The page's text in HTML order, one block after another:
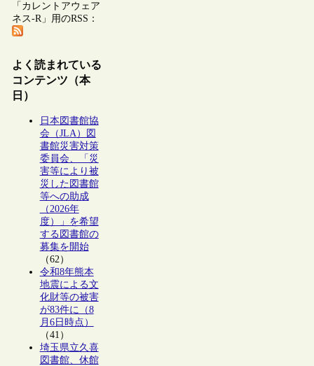
「カレントアウェア
ネス-R」用のRSS：
よく読まれている
コンテンツ（本
日）
日本図書館協
会（JLA）図
書館災害対策
委員会、「災
害等により被
災した図書館
等への助成
（2026年
度）」を希望
する図書館の
募集を開始
（62）
令和8年熊本
地震による文
化財等の被害
が83件に（8
月6日時点）
（41）
埼玉県立久喜
図書館、休館